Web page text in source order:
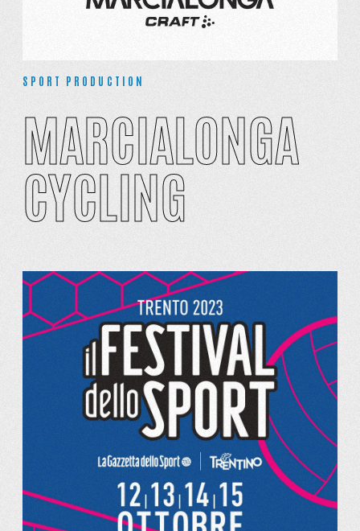
SPORT PRODUCTION
MARCIALONGA
CYCLING